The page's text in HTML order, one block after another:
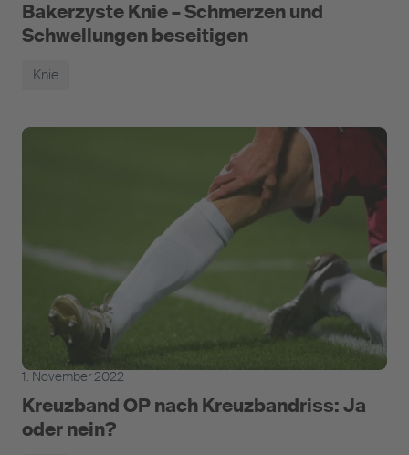
Bakerzyste Knie – Schmerzen und
Schwellungen beseitigen
Knie
1. November 2022
Kreuzband OP nach Kreuzbandriss: Ja
oder nein?